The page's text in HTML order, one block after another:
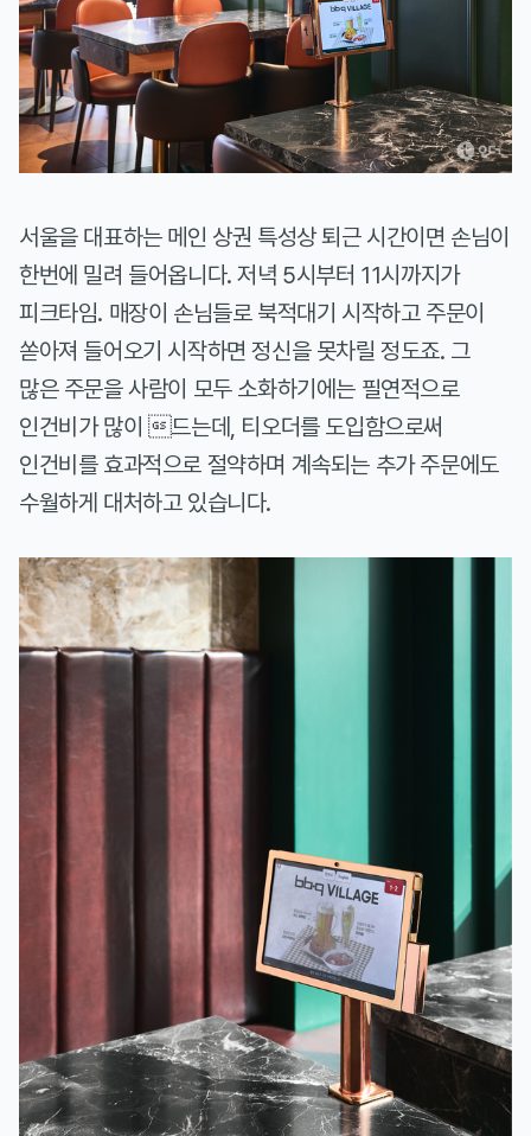
서울을 대표하는 메인 상권 특성상 퇴근 시간이면 손님이
한번에 밀려 들어옵니다. 저녁 5시부터 11시까지가
피크타임. 매장이 손님들로 북적대기 시작하고 주문이
쏟아져 들어오기 시작하면 정신을 못차릴 정도죠. 그
많은 주문을 사람이 모두 소화하기에는 필연적으로
인건비가 많이 드는데, 티오더를 도입함으로써
인건비를 효과적으로 절약하며 계속되는 추가 주문에도
수월하게 대처하고 있습니다.